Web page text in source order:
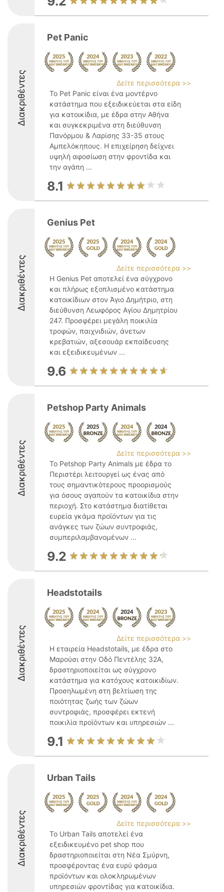
Διακριθέντες
Pet Panic
Δείτε περισσότερα >>
Το Pet Panic είναι ένα μοντέρνο
κατάστημα που εξειδικεύεται στα είδη
για κατοικίδια, με έδρα στην Αθήνα
και συγκεκριμένα στη διεύθυνση
Πανόρμου & Λαρίσης 33-35 στους
Αμπελόκηπους. Η επιχείρηση δείχνει
υψηλή αφοσίωση στην φροντίδα και
την αγάπη ...
8.1
Διακριθέντες
Genius Pet
Δείτε περισσότερα >>
Η Genius Pet αποτελεί ένα σύγχρονο
και πλήρως εξοπλισμένο κατάστημα
κατοικίδιων στον Άγιο Δημήτριο, στη
διεύθυνση Λεωφόρος Αγίου Δημητρίου
247. Προσφέρει μεγάλη ποικιλία
τροφών, παιχνιδιών, άνετων
κρεβατιών, αξεσουάρ εκπαίδευσης
και εξειδικευμένων ...
9.6
Διακριθέντες
Petshop Party Animals
Δείτε περισσότερα >>
Το Petshop Party Animals με έδρα το
Περιστέρι λειτουργεί ως ένας από
τους σημαντικότερους προορισμούς
για όσους αγαπούν τα κατοικίδια στην
περιοχή. Στο κατάστημα διατίθεται
ευρεία γκάμα προϊόντων για τις
ανάγκες των ζώων συντροφιάς,
συμπεριλαμβανομένων ...
9.2
Διακριθέντες
Headstotails
Δείτε περισσότερα >>
Η εταιρεία Headstotails, με έδρα στο
Μαρούσι στην Οδό Πεντέλης 32Α,
δραστηριοποιείται ως σύγχρονο
κατάστημα για κατόχους κατοικιδίων.
Προσηλωμένη στη βελτίωση της
ποιότητας ζωής των ζώων
συντροφιάς, προσφέρει εκτενή
ποικιλία προϊόντων και υπηρεσιών ...
9.1
Διακριθέντες
Urban Tails
Δείτε περισσότερα >>
Το Urban Tails αποτελεί ένα
εξειδικευμένο pet shop που
δραστηριοποιείται στη Νέα Σμύρνη,
προσφέροντας ένα ευρύ φάσμα
προϊόντων και ολοκληρωμένων
υπηρεσιών φροντίδας για κατοικίδια.